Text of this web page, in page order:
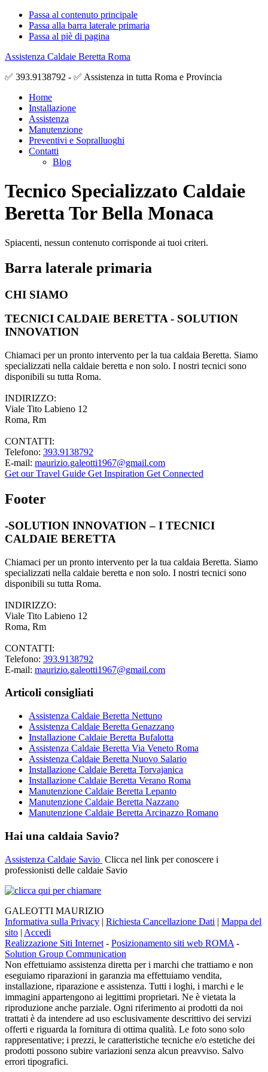
Passa al contenuto principale
Passa alla barra laterale primaria
Passa al piè di pagina
Assistenza Caldaie Beretta Roma
✅ 393.9138792 - ✅ Assistenza in tutta Roma e Provincia
Home
Installazione
Assistenza
Manutenzione
Preventivi e Sopralluoghi
Contatti
Blog
Tecnico Specializzato Caldaie
Beretta Tor Bella Monaca
Spiacenti, nessun contenuto corrisponde ai tuoi criteri.
Barra laterale primaria
CHI SIAMO
TECNICI CALDAIE BERETTA - SOLUTION
INNOVATION
Chiamaci per un pronto intervento per la tua caldaia Beretta. Siamo
specializzati nella caldaie beretta e non solo. I nostri tecnici sono
disponibili su tutta Roma.
INDIRIZZO:
Viale Tito Labieno 12
Roma, Rm
CONTATTI:
Telefono: 393.9138792
E-mail: maurizio.galeotti1967@gmail.com
Get our Travel Guide Get Inspiration Get Connected
Footer
-SOLUTION INNOVATION – I TECNICI
CALDAIE BERETTA
Chiamaci per un pronto intervento per la tua caldaia Beretta. Siamo
specializzati nella caldaie beretta e non solo. I nostri tecnici sono
disponibili su tutta Roma.
INDIRIZZO:
Viale Tito Labieno 12
Roma, Rm
CONTATTI:
Telefono: 393.9138792
E-mail: maurizio.galeotti1967@gmail.com
Articoli consigliati
Assistenza Caldaie Beretta Nettuno
Assistenza Caldaie Beretta Genazzano
Installazione Caldaie Beretta Bufalotta
Assistenza Caldaie Beretta Via Veneto Roma
Assistenza Caldaie Beretta Nuovo Salario
Installazione Caldaie Beretta Torvajanica
Installazione Caldaie Beretta Verano Roma
Manutenzione Caldaie Beretta Lepanto
Manutenzione Caldaie Beretta Nazzano
Manutenzione Caldaie Beretta Arcinazzo Romano
Hai una caldaia Savio?
Assistenza Caldaie Savio Clicca nel link per conoscere i
professionisti delle caldaie Savio
GALEOTTI MAURIZIO
Informativa sulla Privacy | Richiesta Cancellazione Dati | Mappa del
sito | Accedi
Realizzazione Siti Internet - Posizionamento siti web ROMA -
Solution Group Communication
Non effettuiamo assistenza diretta per i marchi che trattiamo e non
eseguiamo riparazioni in garanzia ma effettuiamo vendita,
installazione, riparazione e assistenza. Tutti i loghi, i marchi e le
immagini appartengono ai legittimi proprietari. Ne è vietata la
riproduzione anche parziale. Ogni riferimento ai prodotti da noi
trattati è da intendere ad uso esclusivamente descrittivo dei servizi
offerti e riguarda la fornitura di ottima qualità. Le foto sono solo
rappresentative; i prezzi, le caratteristiche tecniche e/o estetiche dei
prodotti possono subire variazioni senza alcun preavviso. Salvo
errori tipografici.